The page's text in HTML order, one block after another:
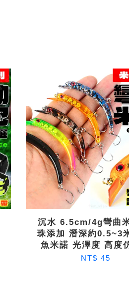
沉水 6.5cm/4g彎曲
珠添加 潛深約0.5~3
魚米諾 光澤度 高度
NT$ 45